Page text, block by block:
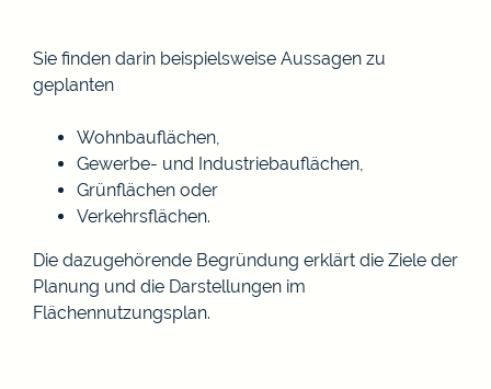
Sie finden darin beispielsweise Aussagen zu
geplanten
Wohnbauflächen,
Gewerbe- und Industriebauflächen,
Grünflächen oder
Verkehrsflächen.
Die dazugehörende Begründung erklärt die Ziele der
Planung und die Darstellungen im
Flächennutzungsplan.